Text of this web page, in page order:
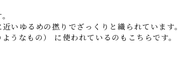
いゆるめの撚りでざっくりと織られています。
うなもの） に使われているのもこちらです。